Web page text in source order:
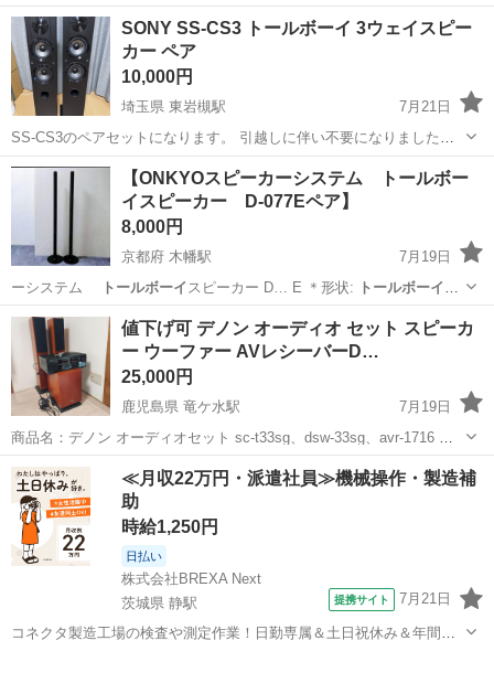
アンプやオーディオアンプと安全に組み合わせることができます。 赤
黒配線が付いているデッキで、良い音が確認出来ました。 ヨゴレや擦
りキズもあり、これから簡易清...
大阪 堺市 オーディオ トールボーイ
SONY SS-CS3 トールボーイ 3ウェイスピー
カー ペア
10,000円
埼玉県 東岩槻駅
7月21日
SS-CS3のペアセットになります。 引越しに伴い不要になりましたの
で出品します。 8月中旬までに取りに来れる方限定でお願いします。
他サイトでも出品中の為、急に出品を取り消しさせていただく場合が
ありますので、お早めにご決断...
埼玉 さいたま市 東岩槻駅
【ONKYOスピーカーシステム トールボー
イスピーカー D-077Eペア】
8,000円
京都府 木幡駅
7月19日
ーシステム
トールボーイ スピーカー D… E ＊形状: トールボーイ
■■■■S…
京都 宇治市 木幡駅 オーディオ トールボーイ
値下げ可 デノン オーディオ セット スピーカ
ー ウーファー AVレシーバーD…
25,000円
鹿児島県 竜ケ水駅
7月19日
商品名：デノン オーディオセット sc-t33sg、dsw-33sg、avr-1716 状
態：used 1000円掲載の商品に関して 他の1000円掲載商品との2個セッ
トで1000円にて引渡し可能です。 もしくは11...
鹿児島 鹿児島市 竜ケ水駅 オーディオ トールボーイ
≪月収22万円・派遣社員≫機械操作・製造補
助
時給1,250円
日払い
株式会社BREXA Next
茨城県 静駅
提携サイト 7月21日
コネクタ製造工場の検査や測定作業！日勤専属＆土日祝休み＆年間休